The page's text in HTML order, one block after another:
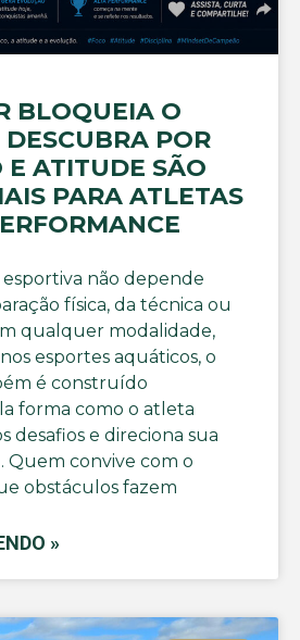
BLOQUEIA O
DESCUBRA POR
E ATITUDE SÃO
PARA ATLETAS
não depende
física, da técnica ou
qualquer modalidade,
esportes aquáticos, o
é construído
forma como o atleta
desafios e direciona sua
Quem convive com o
obstáculos fazem
»